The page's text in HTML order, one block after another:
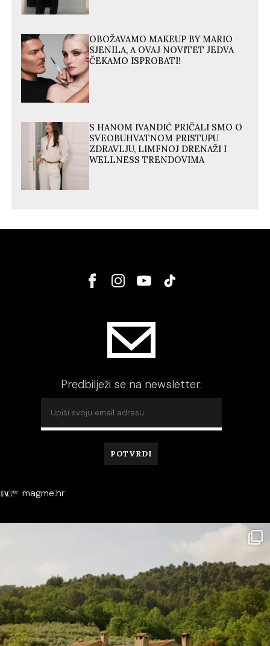
OBOŽAVAMO MAKEUP BY MARIO
SJENILA, A OVAJ NOVITET JEDVA
ČEKAMO ISPROBATI!
S HANOM IVANDIĆ PRIČALI SMO O
SVEOBUHVATNOM PRISTUPU
ZDRAVLJU, LIMFNOJ DRENAŽI I
WELLNESS TRENDOVIMA
Predbilježi se na newsletter:
magme.hr